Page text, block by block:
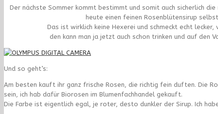
Der nächste Sommer kommt bestimmt und somit auch sicherlich
heute einen feinen Rosenblütensirup
Das ist wirklich keine Hexerei und schmeckt echt
den kann man ja jetzt auch schon trinken und auf den
Und so geht’s:
Am besten kauft ihr ganz frische Rosen, die richtig fein duften. Die
sein, ich hab dafür Biorosen im Blumenfachhandel gekauft.
Die Farbe ist eigentlich egal, je roter, desto dunkler der Sirup. Ich